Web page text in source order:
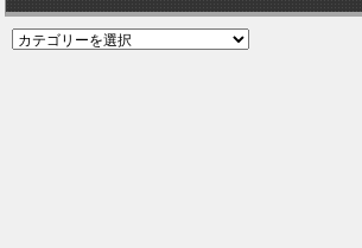
カ